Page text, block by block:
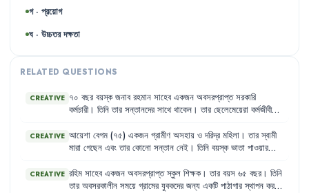
গ · প্রয়োগ
ঘ · উচ্চতর দক্ষতা
RELATED QUESTIONS
CREATIVE ৭০ বছর বয়স্ক জনাব রহমান সাহেব একজন অবসরপ্রাপ্ত সরকারি
কর্মচারী। তিনি তার সন্তানদের সাথে থাকেন । তার ছেলেমেয়েরা কর্মজীবী
তাকে ঠিকমতো খাবার দেয় না এবং তার সাথে খারাপ ব্যবহার করে। রহমান
সাহেব মনে মনে কষ্ট পান কিন্তু কাউকে কিছু বলতে পারেন না।
CREATIVE আয়েশা বেগম (৭৫) একজন গ্রামীণ অসহায় ও দরিদ্র মহিলা । তার স্বামী
মারা গেছেন এবং তার কোনো সন্তান নেই । তিনি বয়স্ক ভাতা পাওয়ার
স্বামী নিগৃহীতা। তিনি নিজেও বয়স্ক ভাতার জন্য আবেদন করেছেন।
CREATIVE রহিম সাহেব একজন অবসরপ্রাপ্ত স্কুল শিক্ষক। তার বয়স ৬৫ বছর । তিনি
তার অবসরকালীন সময়ে গ্রামের যুবকদের জন্য একটি পাঠাগার স্থাপন করতে